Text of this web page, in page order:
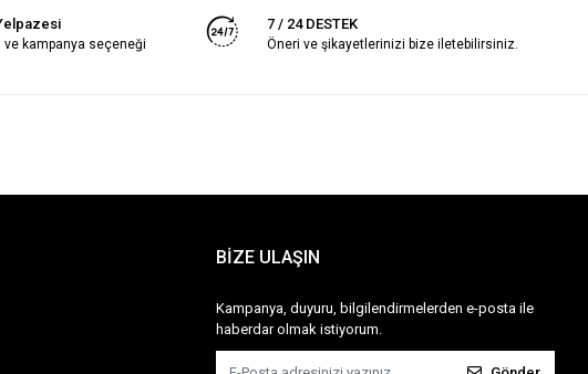
ve kampanya seçeneği
7 / 24 DESTEK
Öneri ve şikayetlerinizi bize iletebilirsiniz.
BİZE ULAŞIN
Kampanya, duyuru, bilgilendirmelerden e-posta ile
haberdar olmak istiyorum.